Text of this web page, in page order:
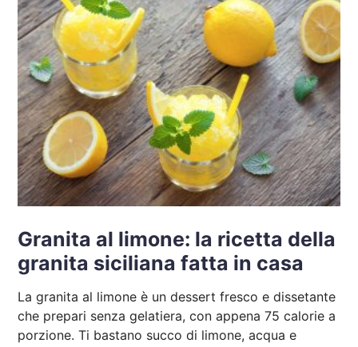
Granita al limone: la ricetta della
granita siciliana fatta in casa
La granita al limone è un dessert fresco e dissetante
che prepari senza gelatiera, con appena 75 calorie a
porzione. Ti bastano succo di limone, acqua e